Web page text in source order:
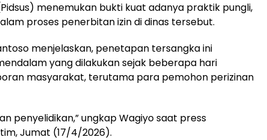
menemukan bukti kuat adanya praktik pungli,
proses penerbitan izin di dinas tersebut.
menjelaskan, penetapan tersangka ini
yang dilakukan sejak beberapa hari
masyarakat, terutama para pemohon perizinan
penyelidikan,” ungkap Wagiyo saat press
Jumat (17/4/2026).